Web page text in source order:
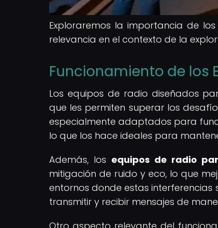
Exploraremos la importancia de
relevancia en el contexto de la
Funcionamiento de los
Los equipos de radio diseñados
que les permiten superar los
especialmente adaptados para
lo que los hace ideales para
Además, los equipos de radio
mitigación de ruido y eco, lo que
entornos donde estas
transmitir y recibir mensajes de